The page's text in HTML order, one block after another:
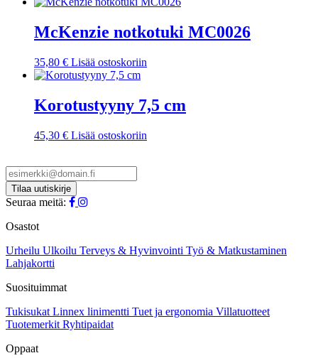
McKenzie notkotuki MC0026
35,80 € Lisää ostoskoriin
Korotustyyny 7,5 cm
45,30 € Lisää ostoskoriin
Seuraa meitä:
Osastot
Urheilu Ulkoilu Terveys & Hyvinvointi Työ & Matkustaminen
Lahjakortti
Suosituimmat
Tukisukat Linnex linimentti Tuet ja ergonomia Villatuotteet
Tuotemerkit Ryhtipaidat
Oppaat